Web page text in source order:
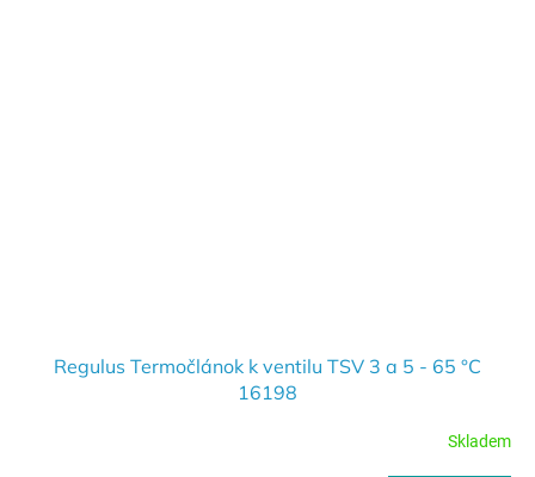
Regulus Termočlánok k ventilu TSV 3 a 5 - 65 °C
16198
Skladem